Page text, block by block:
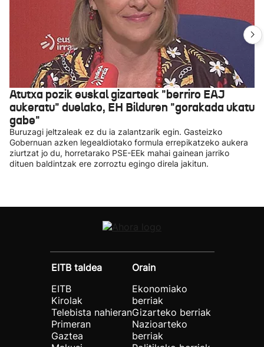
Atutxa pozik euskal gizarteak "berriro EAJ
aukeratu" duelako, EH Bilduren "gorakada ukatu
gabe"
Buruzagi jeltzaleak ez du ia zalantzarik egin. Gasteizko
Gobernuan azken legealdiotako formula errepikatzeko aukera
ziurtzat jo du, horretarako PSE-EEk mahai gainean jarriko
dituen baldintzak ere zorroztu egingo direla jakitun.
EITB taldea
EITB
Kirolak
Telebista nahieran
Primeran
Gaztea
Orain
Ekonomiako
berriak
Gizarteko berriak
Nazioarteko
berriak